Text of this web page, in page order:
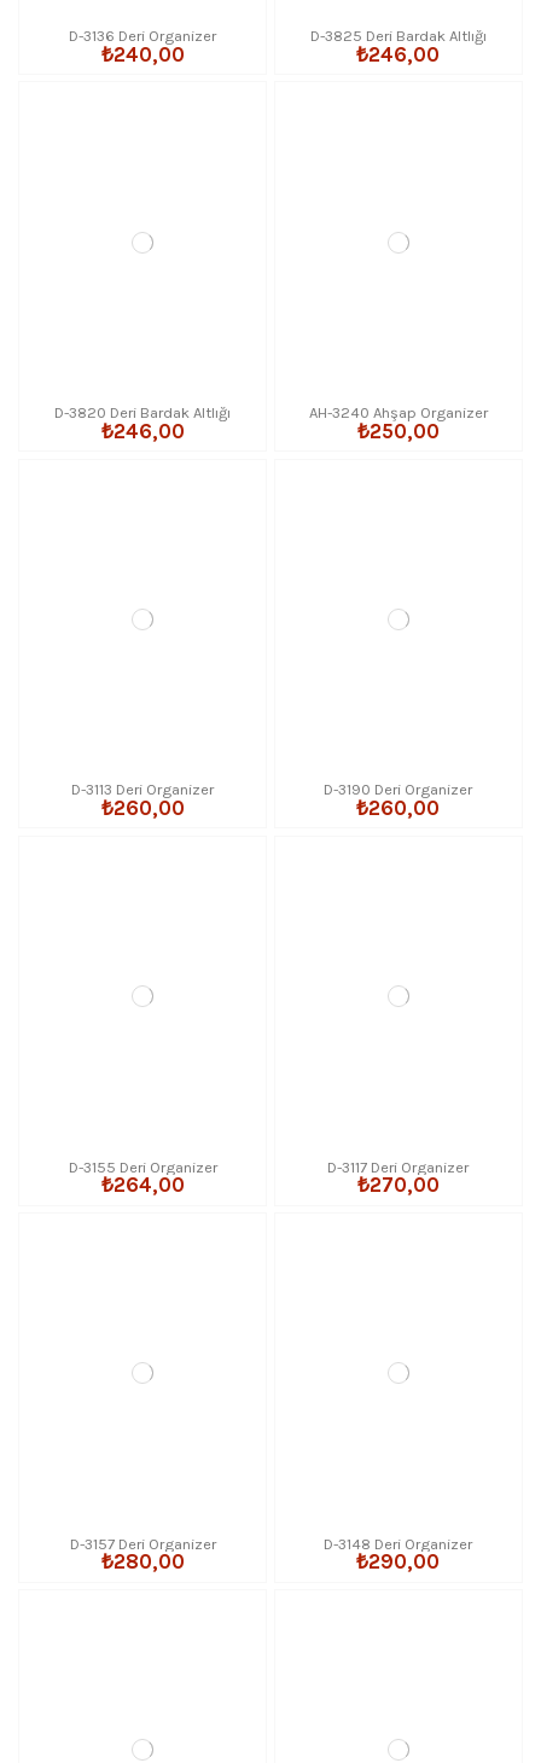
D-3136 Deri Organizer
₺240,00
D-3825 Deri Bardak Altlığı
₺246,00
D-3820 Deri Bardak Altlığı
₺246,00
AH-3240 Ahşap Organizer
₺250,00
D-3113 Deri Organizer
₺260,00
D-3190 Deri Organizer
₺260,00
D-3155 Deri Organizer
₺264,00
D-3117 Deri Organizer
₺270,00
D-3157 Deri Organizer
₺280,00
D-3148 Deri Organizer
₺290,00